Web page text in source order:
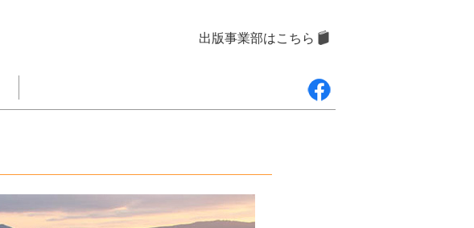
出版事業部はこちら